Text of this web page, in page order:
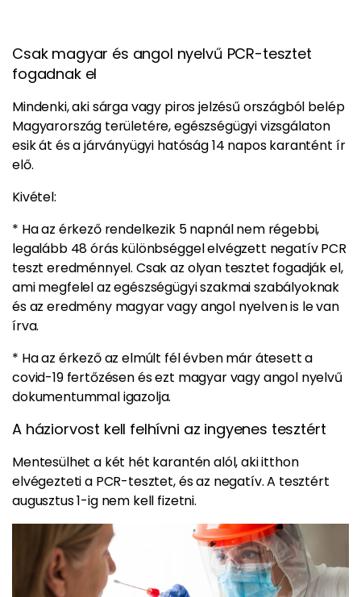
Csak magyar és angol nyelvű PCR-tesztet
fogadnak el
Mindenki, aki sárga vagy piros jelzésű országból belép
Magyarország területére, egészségügyi vizsgálaton
esik át és a járványügyi hatóság 14 napos karantént ír
elő.
Kivétel:
* Ha az érkező rendelkezik 5 napnál nem régebbi,
legalább 48 órás különbséggel elvégzett negatív PCR
teszt eredménnyel. Csak az olyan tesztet fogadják el,
ami megfelel az egészségügyi szakmai szabályoknak
és az eredmény magyar vagy angol nyelven is le van
írva.
* Ha az érkező az elmúlt fél évben már átesett a
covid-19 fertőzésen és ezt magyar vagy angol nyelvű
dokumentummal igazolja.
A háziorvost kell felhívni az ingyenes tesztért
Mentesülhet a két hét karantén alól, aki itthon
elvégezteti a PCR-tesztet, és az negatív. A tesztért
augusztus 1-ig nem kell fizetni.